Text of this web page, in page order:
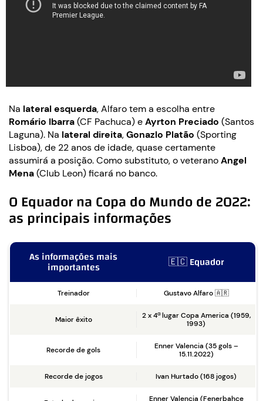
Na lateral esquerda, Alfaro tem a escolha entre
Romário Ibarra(CF Pachuca) eAyrton Preciado (Santos
Laguna). Na lateral direita,Gonazlo Platão (Sporting
Lisboa), de 22 anos de idade, quase certamente
assumirá a posição. Como substituto, o veteranoAngel
Mena(Club Leon) ficará no banco.
O Equador na Copa do Mundo de 2022:
as principais informações
As informações mais
importantes 🇪🇨 Equador
Treinador Gustavo Alfaro 🇦🇷
Maior êxito
2 x 4ª lugar Copa America (1959,
1993)
Recorde de gols
Enner Valencia (35 gols –
15.11.2022)
Recorde de jogos Ivan Hurtado (168 jogos)
Enner Valencia (Fenerbahce